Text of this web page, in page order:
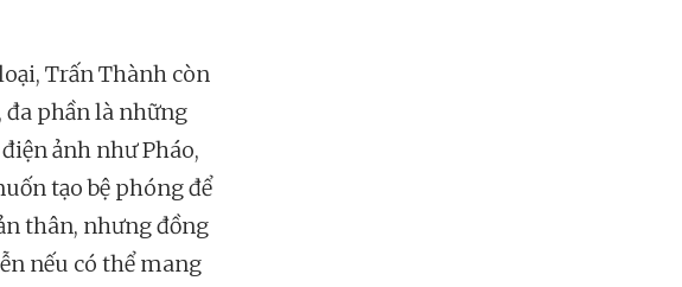
Trấn Thành còn
đa phần là những
ảnh như Pháo,
tạo bệ phóng để
thân, nhưng đồng
nếu có thể mang